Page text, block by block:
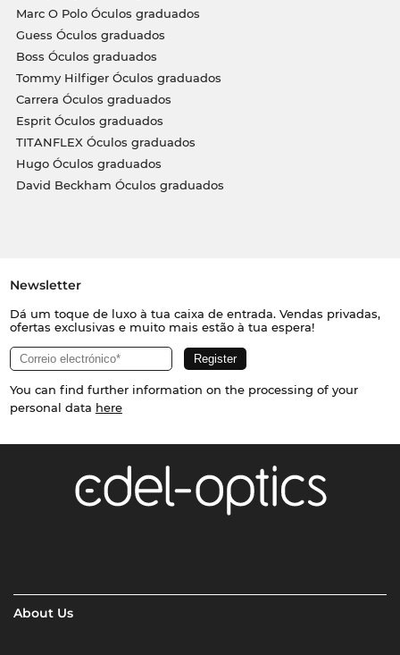
Marc O Polo Óculos graduados
Guess Óculos graduados
Boss Óculos graduados
Tommy Hilfiger Óculos graduados
Carrera Óculos graduados
Esprit Óculos graduados
TITANFLEX Óculos graduados
Hugo Óculos graduados
David Beckham Óculos graduados
Newsletter
Dá um toque de luxo à tua caixa de entrada. Vendas privadas,
ofertas exclusivas e muito mais estão à tua espera!
You can find further information on the processing of your
personal data here
About Us